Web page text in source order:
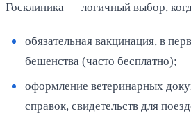
Госклиника — логичный выбор,
обязательная вакцинация, в
бешенства (часто бесплатно);
оформление ветеринарных
справок, свидетельств для